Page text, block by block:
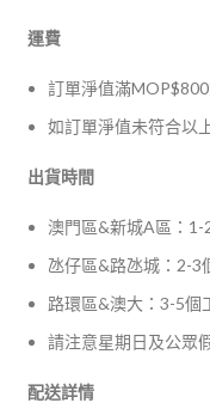
運費
訂單淨值滿
如訂單淨值未符合以
出貨時間
澳門區&新城A區：1-
氹仔區&路氹城：2-3
路環區&澳大：3-5個
請注意星期日及公眾
配送詳情